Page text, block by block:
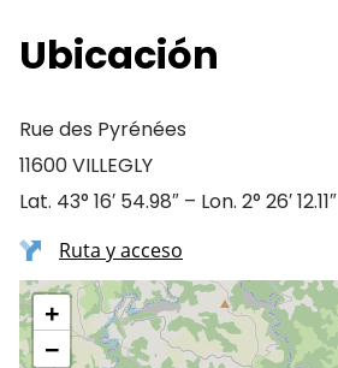
Ubicación
Rue des Pyrénées
11600 VILLEGLY
Lat. 43° 16′ 54.98″ – Lon. 2° 26′ 12.11″
Ruta y acceso
+
−